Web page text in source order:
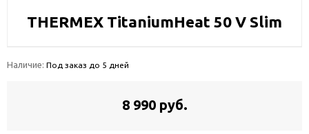
THERMEX TitaniumHeat 50 V Slim
Наличие: Под заказ до 5 дней
8 990 руб.